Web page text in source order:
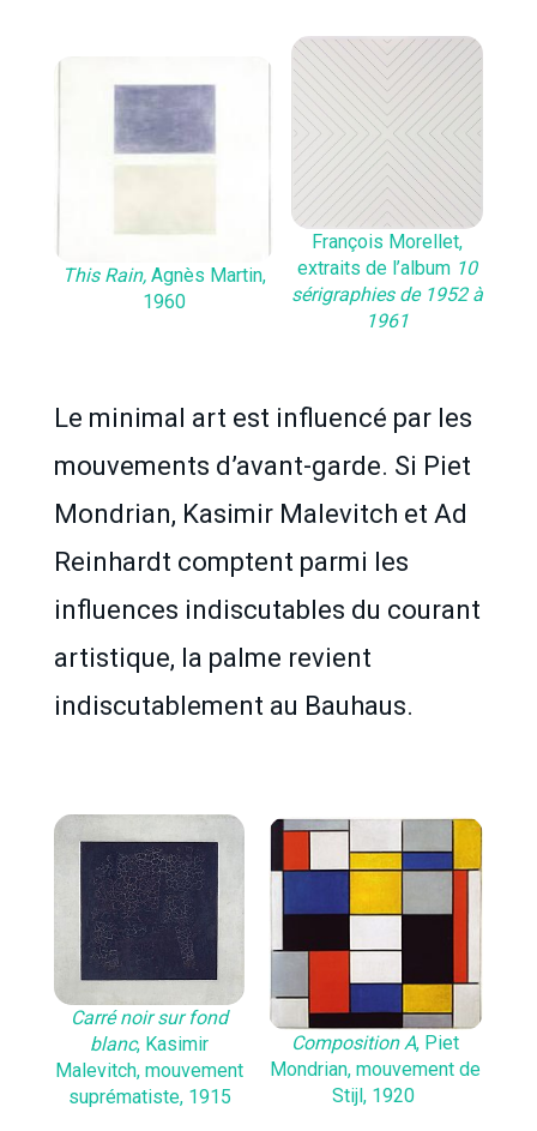
This Rain,Agnès Martin,
1960
François Morellet,
extraits de l’album10
sérigraphies de 1952 à
1961
Le minimal art est influencé par les
mouvements d’avant-garde. Si Piet
Mondrian, Kasimir Malevitch et Ad
Reinhardt comptent parmi les
influences indiscutables du courant
artistique, la palme revient
indiscutablement au Bauhaus.
Carré noir sur fond
blanc, Kasimir
Malevitch, mouvement
suprématiste, 1915
Composition A, Piet
Mondrian, mouvement de
Stijl, 1920